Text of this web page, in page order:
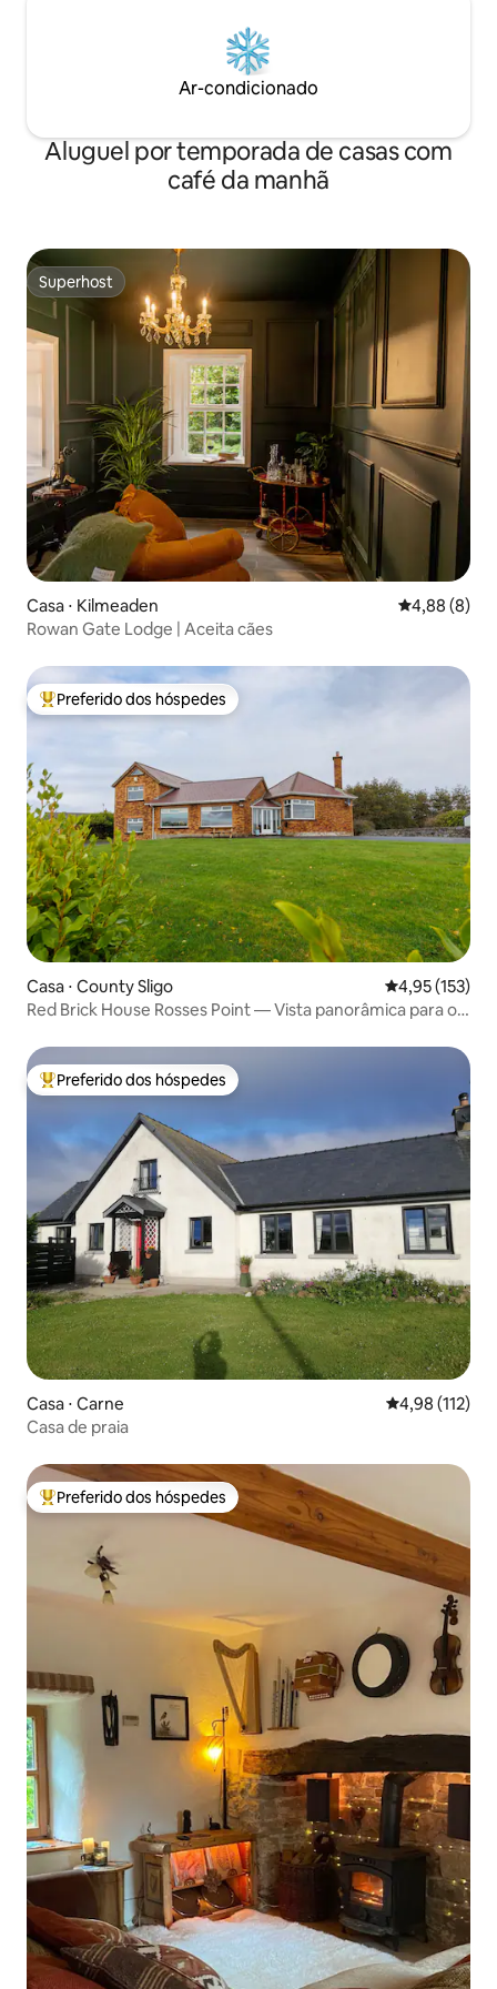
Ar-condicionado
Aluguel por temporada de casas com
café da manhã
Superhost
Superhost
Casa ⋅ Kilmeaden 4,88 de uma
4,88 (8)
Rowan Gate Lodge | Aceita cães
Entre os melhores preferidos dos hóspedes
Preferido dos hóspedes
Casa ⋅ County Sligo 4,95 de uma
4,95 (153)
Red Brick House Rosses Point — Vista panorâmica para o
Entre os melhores preferidos dos hóspedes
Preferido dos hóspedes
Casa ⋅ Carne 4,98 de uma
4,98 (112)
Casa de praia
Entre os melhores preferidos dos hóspedes
Preferido dos hóspedes